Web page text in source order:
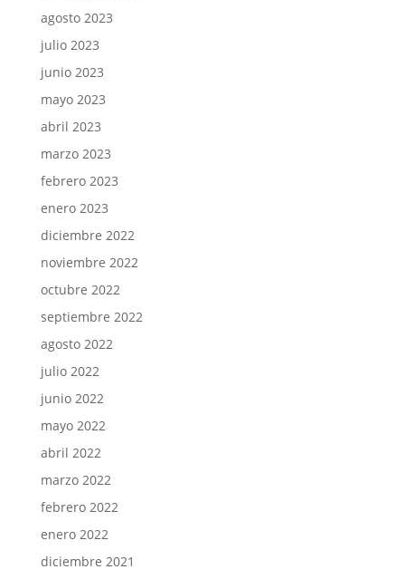
agosto 2023
julio 2023
junio 2023
mayo 2023
abril 2023
marzo 2023
febrero 2023
enero 2023
diciembre 2022
noviembre 2022
octubre 2022
septiembre 2022
agosto 2022
julio 2022
junio 2022
mayo 2022
abril 2022
marzo 2022
febrero 2022
enero 2022
diciembre 2021